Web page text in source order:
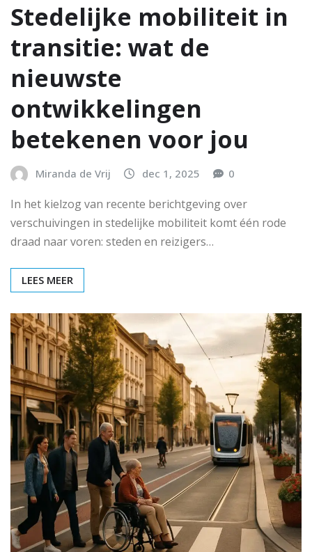
Stedelijke mobiliteit in
transitie: wat de
nieuwste
ontwikkelingen
betekenen voor jou
Miranda de Vrij dec 1, 2025 0
In het kielzog van recente berichtgeving over
verschuivingen in stedelijke mobiliteit komt één rode
draad naar voren: steden en reizigers…
LEES MEER